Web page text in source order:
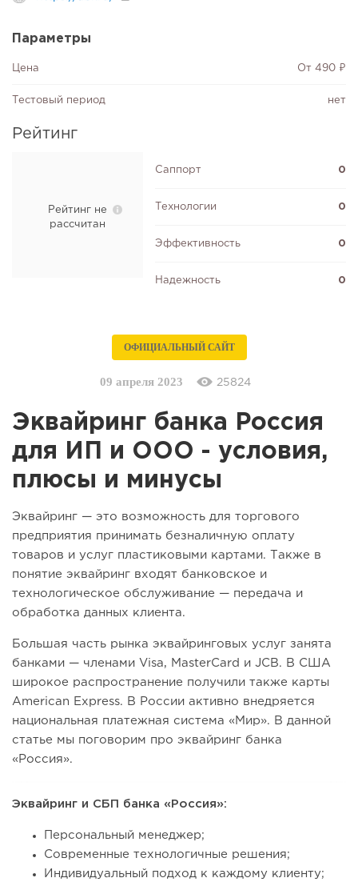
Параметры
Цена ‎От 490 ₽
Тестовый период нет
Рейтинг
Рейтинг не
рассчитан
Саппорт 0
Технологии 0
Эффективность 0
Надежность 0
ОФИЦИАЛЬНЫЙ САЙТ
09 апреля 2023 25824
Эквайринг банка Россия
для ИП и ООО - условия,
плюсы и минусы
Эквайринг — это возможность для торгового
предприятия принимать безналичную оплату
товаров и услуг пластиковыми картами. Также в
понятие эквайринг входят банковское и
технологическое обслуживание — передача и
обработка данных клиента.
Большая часть рынка эквайринговых услуг занята
банками — членами Visa, MasterCard и JCB. В США
широкое распространение получили также карты
American Express. В России активно внедряется
национальная платежная система «Мир». В данной
статье мы поговорим про эквайринг банка
«Россия».
Эквайринг и СБП банка «Россия»:
Персональный менеджер;
Современные технологичные решения;
Индивидуальный подход к каждому клиенту;